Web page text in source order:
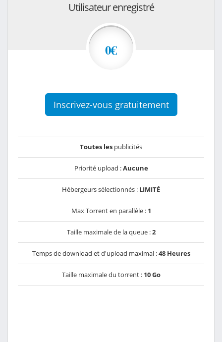
Utilisateur enregistré
0€
Inscrivez-vous gratuitement
Toutes les publicités
Priorité upload :Aucune
Hébergeurs sélectionnés : LIMITÉ
Max Torrent en parallèle : 1
Taille maximale de la queue :2
Temps de download et d'upload maximal :48 Heures
Taille maximale du torrent : 10 Go